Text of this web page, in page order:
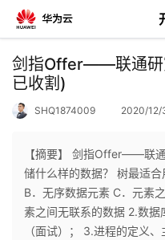
返
回
个
人
我
剑指Offer——联通研
已收割)
SHQ1874009 2020/12/
【摘要】 剑指Offer——联
储什么样的数据？ 树最适
B．无序数据元素 C．元素
素之间无联系的数据 2.数据
（面试）； 3.进程的定